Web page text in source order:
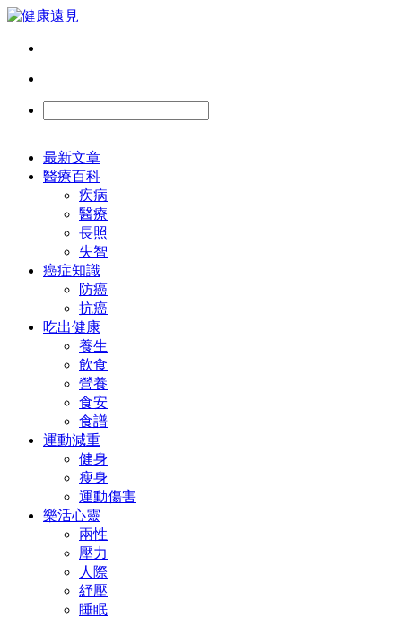
最新文章
醫療百科
疾病
醫療
長照
失智
癌症知識
防癌
抗癌
吃出健康
養生
飲食
營養
食安
食譜
運動減重
健身
瘦身
運動傷害
樂活心靈
兩性
壓力
人際
紓壓
睡眠